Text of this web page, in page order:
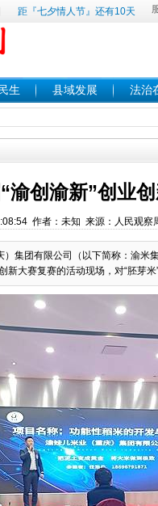
距『七夕情人节』还有10天
生 县域发展 法治
渝创渝新”创业
作者：未知 来源：人民观
集团有限公司（以下简称：渝米
新大赛复赛的活动现场，对“胚芽